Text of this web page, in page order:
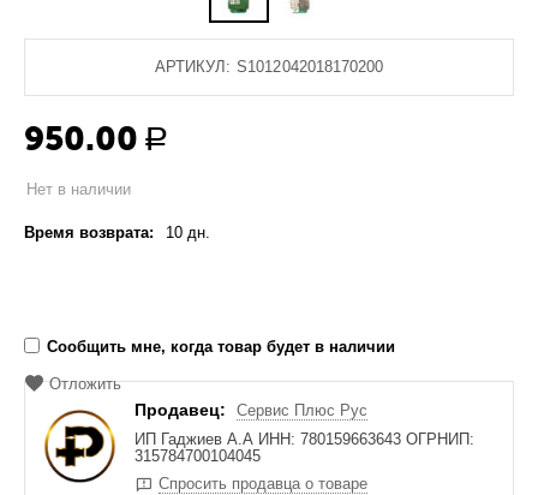
АРТИКУЛ: S1012042018170200
950.00 Р
Нет в наличии
Время возврата: 10 дн.
Сообщить мне, когда товар будет в наличии
Отложить
Продавец:
Сервис Плюс Рус
ИП Гаджиев А.А ИНН: 780159663643 ОГРНИП:
315784700104045
Спросить продавца о товаре